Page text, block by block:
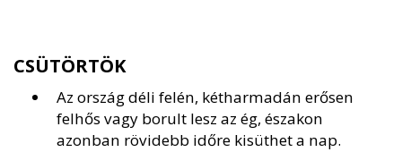
CSÜTÖRTÖK
Az ország déli felén, kétharmadán erősen
felhős vagy borult lesz az ég, északon
azonban rövidebb időre kisüthet a nap.